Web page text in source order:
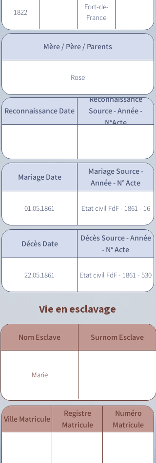
1822
Fort-de-
France
Mère / Père / Parents
Rose
Reconnaissance Date
Reconnaissance
Source - Année -
N°Acte
Mariage Date
Mariage Source -
Année - N° Acte
01.05.1861 Etat civil FdF - 1861 - 16
Décès Date
Décès Source - Année
- N° Acte
22.05.1861 Etat civil FdF - 1861 - 530
Vie en esclavage
Nom Esclave Surnom Esclave
Marie
Ville Matricule
Registre
Matricule
Numéro
Matricule